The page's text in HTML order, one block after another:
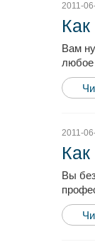
2011-
Вам
любое
2011-
Вы